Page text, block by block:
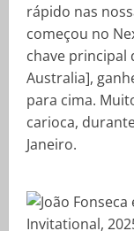
rápido nas
começou no
chave principal
Australia],
para cima.
carioca,
Janeiro.